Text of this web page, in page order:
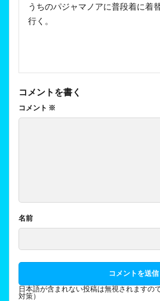
うちのパジャマノアに普段着に着
行く。
コメントを書く
コメント ※
名前
日本語が含まれない投稿は無視されますの
対策）